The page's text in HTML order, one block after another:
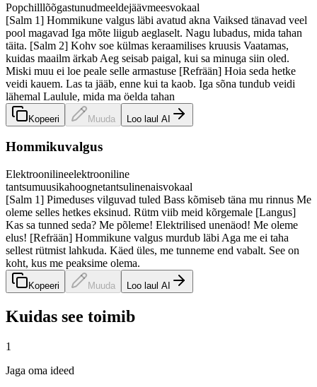
Popchilllõõgastunudmeeldejäävmeesvokaal
[Salm 1] Hommikune valgus läbi avatud akna Vaiksed tänavad veel
pool magavad Iga mõte liigub aeglaselt. Nagu lubadus, mida tahan
täita. [Salm 2] Kohv soe külmas keraamilises kruusis Vaatamas,
kuidas maailm ärkab Aeg seisab paigal, kui sa minuga siin oled.
Miski muu ei loe peale selle armastuse [Refrään] Hoia seda hetke
veidi kauem. Las ta jääb, enne kui ta kaob. Iga sõna tundub veidi
lähemal Laulule, mida ma öelda tahan
Kopeeri Muuda Loo laul AI
Hommikuvalgus
Elektroonilineelektrooniline
tantsumuusikahoognetantsulinenaisvokaal
[Salm 1] Pimeduses vilguvad tuled Bass kõmiseb täna mu rinnus Me
oleme selles hetkes eksinud. Rütm viib meid kõrgemale [Langus]
Kas sa tunned seda? Me põleme! Elektrilised unenäod! Me oleme
elus! [Refrään] Hommikune valgus murdub läbi Aga me ei taha
sellest rütmist lahkuda. Käed üles, me tunneme end vabalt. See on
koht, kus me peaksime olema.
Kopeeri Muuda Loo laul AI
Kuidas see toimib
1
Jaga oma ideed